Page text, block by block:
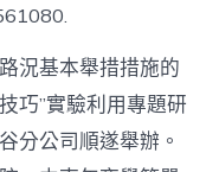
破
圈，
科
研
專
況基本舉措措施的
巧”實驗利用專題研
分公司順遂舉辦。